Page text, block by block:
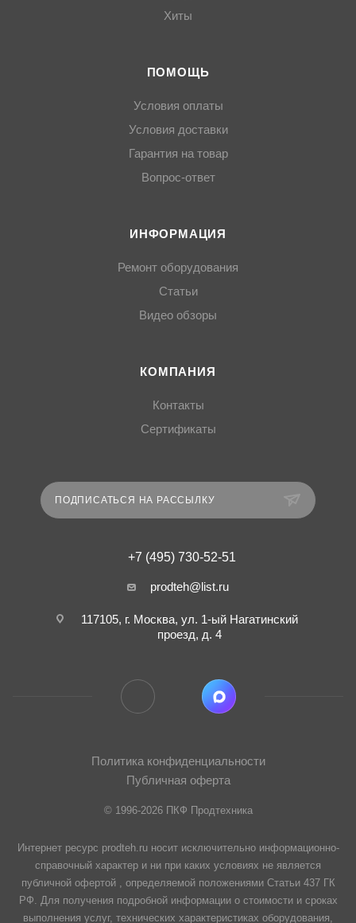
Хиты
ПОМОЩЬ
Условия оплаты
Условия доставки
Гарантия на товар
Вопрос-ответ
ИНФОРМАЦИЯ
Ремонт оборудования
Статьи
Видео обзоры
КОМПАНИЯ
Контакты
Сертификаты
ПОДПИСАТЬСЯ НА РАССЫЛКУ
+7 (495) 730-52-51
prodteh@list.ru
117105, г. Москва, ул. 1-ый Нагатинский
проезд, д. 4
Политика конфиденциальности
Публичная оферта
© 1996-2026 ПКФ Продтехника
Интернет ресурс prodteh.ru носит исключительно информационно-
справочный характер и ни при каких условиях не является
публичной офертой , определяемой положениями Статьи 437 ГК
РФ. Для получения подробной информации о стоимости и сроках
выполнения услуг, технических характеристиках оборудования,